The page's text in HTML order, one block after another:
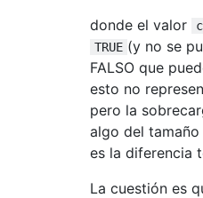
donde el valor
TRUE (y no se
FALSO que
esto no
pero la
algo del tamaño
es la diferencia
La cuestión es